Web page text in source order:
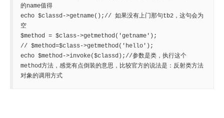
的name值得
echo $classd->getname();// 如果没有上门那句tb2，这句会为
空
$method = $class->getmethod('getname');
// $method=$class->getmethod('hello');
echo $method->invoke($classd);//参数是类，执行这个
method方法，感觉有点倒装的意思，比较官方的说法是：反射类方法
对象的调用方式